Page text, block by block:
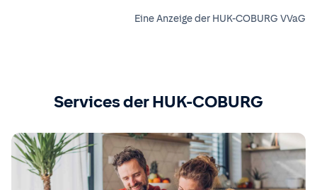
Eine Anzeige der HUK-COBURG VVaG
Services der HUK-COBURG